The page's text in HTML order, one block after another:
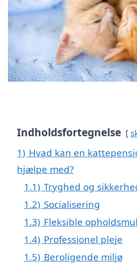
Indholdsfortegnelse
1) Hvad kan en
hjælpe med?
1.1) Tryghed og
1.2) Socialisering
1.3) Fleksible
1.4) Professionel pleje
1.5) Beroligende miljø